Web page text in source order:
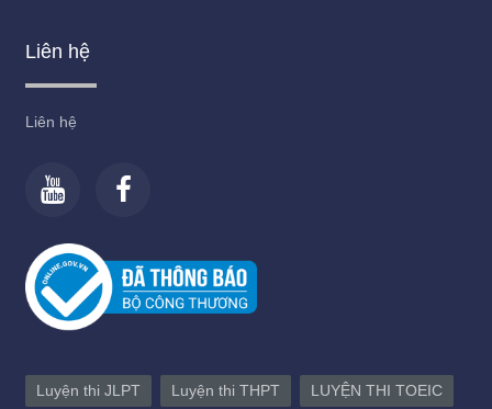
Liên hệ
Liên hệ
Luyện thi JLPT Luyện thi THPT LUYỆN THI TOEIC